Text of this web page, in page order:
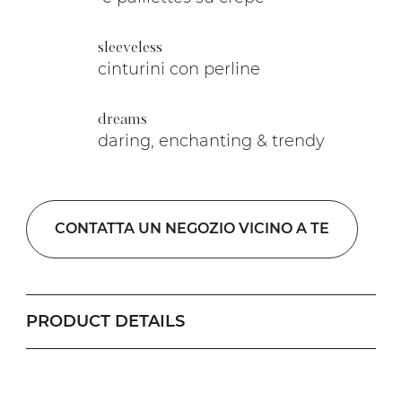
sleeveless
cinturini con perline
dreams
daring, enchanting & trendy
CONTATTA UN NEGOZIO VICINO A TE
PRODUCT DETAILS